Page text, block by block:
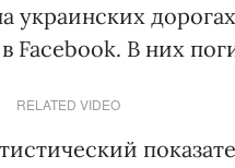
украинских дорогах
Facebook. В них
RELATED VIDEO